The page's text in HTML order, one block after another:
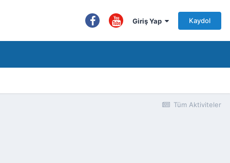
Giriş Yap Kaydol
Tüm Aktiviteler